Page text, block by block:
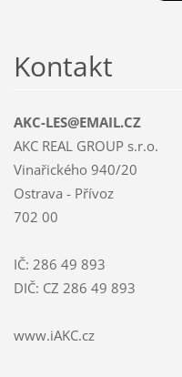
Kontakt
AKC-LES@EMAIL.CZ
AKC REAL GROUP s.r.o.
Vinařického 940/20
Ostrava - Přívoz
702 00
IČ: 286 49 893
DIČ: CZ 286 49 893
www.iAKC.cz